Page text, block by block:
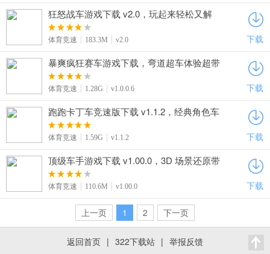
狂怒战车游戏下载 v2.0，玩起来轻松又解
压，越玩越上头
体育竞速 183.3M v2.0 下载
暴爽疯狂赛车游戏下载，弯道超车体验超带
感
体育竞速 1.28G v1.0.0.6 下载
跑跑卡丁车竞速版下载 v1.1.2，经典角色车
系赛道全员回归超暖心
体育竞速 1.59G v1.1.2 下载
顶级车手游戏下载 v1.00.0，3D 场景还原带
来沉浸式竞速体验
体育竞速 110.6M v1.00.0 下载
上一页 1 2 下一页
返回首页 | 322下载站 | 举报反馈